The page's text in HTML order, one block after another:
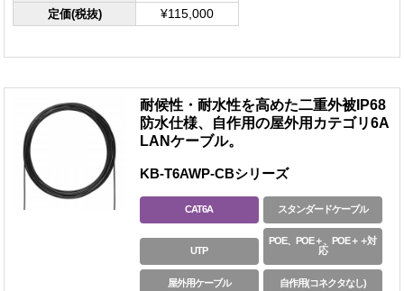
定価(税抜) ¥115,000
耐候性・耐水性を高めた二重外被IP68
防水仕様、自作用の屋外用カテゴリ6A
LANケーブル。
KB-T6AWP-CBシリーズ
CAT6A スタンダードケーブル
UTP
POE、POE＋、POE＋＋対
応
屋外用ケーブル 自作用(コネクタなし)